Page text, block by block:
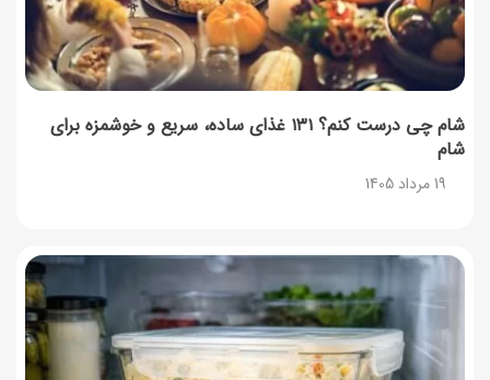
شام چی درست کنم؟ ۱۳۱ غذای ساده، سریع و خوشمزه برای
شام
19 مرداد 1405